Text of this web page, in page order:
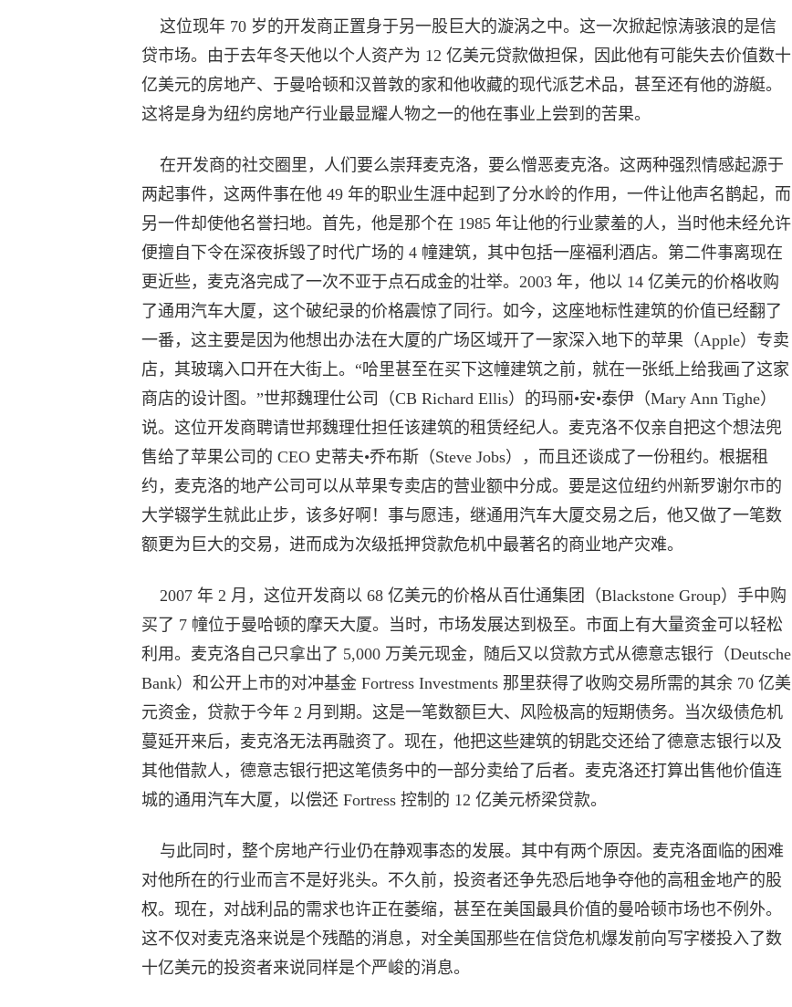
这位现年 70 岁的开发商正置身于另一股巨大的漩涡之中。这一次掀起惊涛骇浪的是信
贷市场。由于去年冬天他以个人资产为 12 亿美元贷款做担保，因此他有可能失去价值数十
亿美元的房地产、于曼哈顿和汉普敦的家和他收藏的现代派艺术品，甚至还有他的游艇。
这将是身为纽约房地产行业最显耀人物之一的他在事业上尝到的苦果。
在开发商的社交圈里，人们要么崇拜麦克洛，要么憎恶麦克洛。这两种强烈情感起源于
两起事件，这两件事在他 49 年的职业生涯中起到了分水岭的作用，一件让他声名鹊起，而
另一件却使他名誉扫地。首先，他是那个在 1985 年让他的行业蒙羞的人，当时他未经允许
便擅自下令在深夜拆毁了时代广场的 4 幢建筑，其中包括一座福利酒店。第二件事离现在
更近些，麦克洛完成了一次不亚于点石成金的壮举。2003 年，他以 14 亿美元的价格收购
了通用汽车大厦，这个破纪录的价格震惊了同行。如今，这座地标性建筑的价值已经翻了
一番，这主要是因为他想出办法在大厦的广场区域开了一家深入地下的苹果（Apple）专卖
店，其玻璃入口开在大街上。“哈里甚至在买下这幢建筑之前，就在一张纸上给我画了这家
商店的设计图。”世邦魏理仕公司（CB Richard Ellis）的玛丽•安•泰伊（Mary Ann Tighe）
说。这位开发商聘请世邦魏理仕担任该建筑的租赁经纪人。麦克洛不仅亲自把这个想法兜
售给了苹果公司的 CEO 史蒂夫•乔布斯（Steve Jobs），而且还谈成了一份租约。根据租
约，麦克洛的地产公司可以从苹果专卖店的营业额中分成。要是这位纽约州新罗谢尔市的
大学辍学生就此止步，该多好啊！事与愿违，继通用汽车大厦交易之后，他又做了一笔数
额更为巨大的交易，进而成为次级抵押贷款危机中最著名的商业地产灾难。
2007 年 2 月，这位开发商以 68 亿美元的价格从百仕通集团（Blackstone Group）手中购
买了 7 幢位于曼哈顿的摩天大厦。当时，市场发展达到极至。市面上有大量资金可以轻松
利用。麦克洛自己只拿出了 5,000 万美元现金，随后又以贷款方式从德意志银行（Deutsche
Bank）和公开上市的对冲基金 Fortress Investments 那里获得了收购交易所需的其余 70 亿美
元资金，贷款于今年 2 月到期。这是一笔数额巨大、风险极高的短期债务。当次级债危机
蔓延开来后，麦克洛无法再融资了。现在，他把这些建筑的钥匙交还给了德意志银行以及
其他借款人，德意志银行把这笔债务中的一部分卖给了后者。麦克洛还打算出售他价值连
城的通用汽车大厦，以偿还 Fortress 控制的 12 亿美元桥梁贷款。
与此同时，整个房地产行业仍在静观事态的发展。其中有两个原因。麦克洛面临的困难
对他所在的行业而言不是好兆头。不久前，投资者还争先恐后地争夺他的高租金地产的股
权。现在，对战利品的需求也许正在萎缩，甚至在美国最具价值的曼哈顿市场也不例外。
这不仅对麦克洛来说是个残酷的消息，对全美国那些在信贷危机爆发前向写字楼投入了数
十亿美元的投资者来说同样是个严峻的消息。